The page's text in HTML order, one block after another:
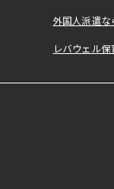
外国人派遣な
レバウェル